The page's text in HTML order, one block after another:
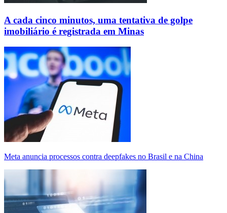
A cada cinco minutos, uma tentativa de golpe
imobiliário é registrada em Minas
Meta anuncia processos contra deepfakes no Brasil e na China